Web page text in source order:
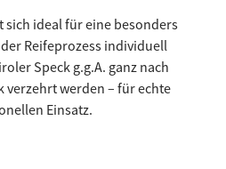
sich ideal für eine besonders
Reifeprozess individuell
Speck g.g.A. ganz nach
verzehrt werden – für echte
Einsatz.